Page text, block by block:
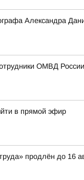
Александра
ОМВД
в прямой эфир
продлён до 16